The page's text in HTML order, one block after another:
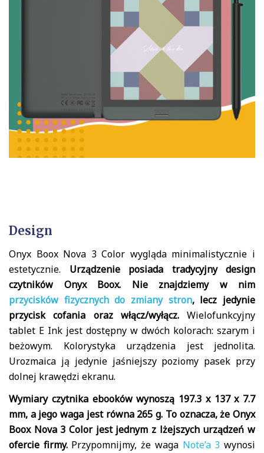
Design
Onyx Boox Nova 3 Color wygląda minimalistycznie i
estetycznie. Urządzenie posiada tradycyjny design
czytników Onyx Boox. Nie znajdziemy w nim
przycisków fizycznych do zmiany stron, lecz jedynie
przycisk cofania oraz włącz/wyłącz.Wielofunkcyjny
tablet E Ink jest dostępny w dwóch kolorach: szarym i
beżowym. Kolorystyka urządzenia jest jednolita.
Urozmaica ją jedynie jaśniejszy poziomy pasek przy
dolnej krawędzi ekranu.
Wymiary czytnika ebooków wynoszą 197.3 x 137 x 7.7
mm, a jego waga jest równa 265 g. To oznacza, że Onyx
Boox Nova 3 Color jest jednym z lżejszych urządzeń w
ofercie firmy.Przypomnijmy, że waga Note’a 3 wynosi